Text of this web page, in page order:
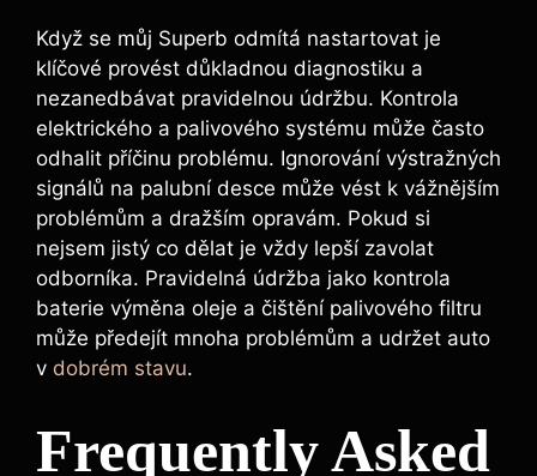
Když se můj Superb odmítá nastartovat je
klíčové provést důkladnou diagnostiku a
nezanedbávat pravidelnou údržbu. Kontrola
elektrického a palivového systému může často
odhalit příčinu problému. Ignorování výstražných
signálů na palubní desce může vést k vážnějším
problémům a dražším opravám. Pokud si
nejsem jistý co dělat je vždy lepší zavolat
odborníka. Pravidelná údržba jako kontrola
baterie výměna oleje a čištění palivového filtru
může předejít mnoha problémům a udržet auto
v dobrém stavu.
Frequently Asked